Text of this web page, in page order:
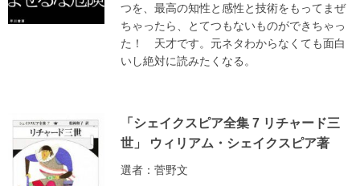
つを、最高の知性と感性と技術をもってまぜ
ちゃったら、とてつもないものができちゃっ
た！ 天才です。元ネタわからなくても面白
いし絶対に読みたくなる。
「シェイクスピア全集 7 リチャード三
世」 ウィリアム・シェイクスピア著
選者：菅野文